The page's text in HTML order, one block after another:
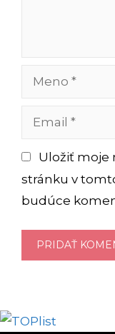
Meno
Email
Uložiť moje
stránku v
budúce